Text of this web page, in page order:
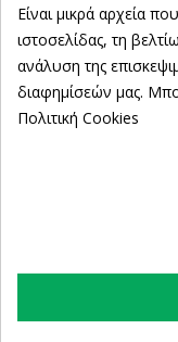
APIVITA
Apivita Dry
Σαμπουάν Κατά
Είναι μικρά αρχεία
ιστοσελίδας, τη
ανάλυση της
διαφημίσεών μας.
Πολιτική Cookies